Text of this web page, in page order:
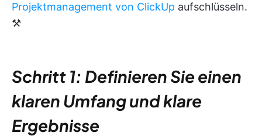
Projektmanagement von ClickUp aufschlüsseln.
⚒️
Schritt 1: Definieren Sie einen
klaren Umfang und klare
Ergebnisse